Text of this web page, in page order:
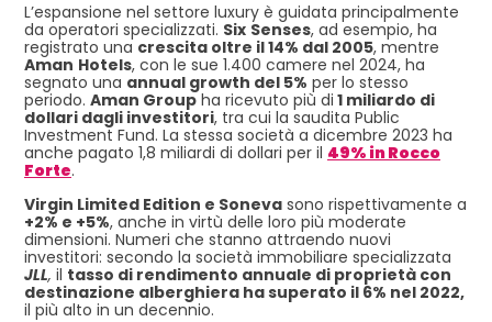
L’espansione nel settore luxury è guidata principalmente
da operatori specializzati. Six Senses, ad esempio, ha
registrato una crescita oltre il 14% dal 2005, mentre
Aman Hotels, con le sue 1.400 camere nel 2024, ha
segnato una annual growth del 5% per lo stesso
periodo. Aman Group ha ricevuto più di 1 miliardo di
dollari dagli investitori, tra cui la saudita Public
Investment Fund. La stessa società a dicembre 2023 ha
anche pagato 1,8 miliardi di dollari per il 49% in Rocco
Forte.
Virgin Limited Edition e Soneva sono rispettivamente a
+2% e +5%, anche in virtù delle loro più moderate
dimensioni. Numeri che stanno attraendo nuovi
investitori: secondo la società immobiliare specializzata
JLL, il tasso di rendimento annuale di proprietà con
destinazione alberghiera ha superato il 6% nel 2022,
il più alto in un decennio.